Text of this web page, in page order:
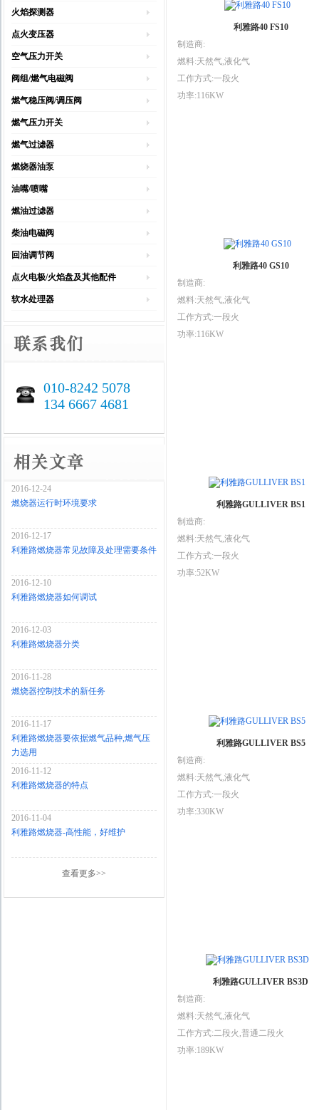
火焰探测器
点火变压器
空气压力开关
阀组/燃气电磁阀
燃气稳压阀/调压阀
燃气压力开关
燃气过滤器
燃烧器油泵
油嘴/喷嘴
燃油过滤器
柴油电磁阀
回油调节阀
点火电极/火焰盘及其他配件
软水处理器
010-8242 5078
134 6667 4681
2016-12-24
燃烧器运行时环境要求
2016-12-17
利雅路燃烧器常见故障及处理需要条件
2016-12-10
利雅路燃烧器如何调试
2016-12-03
利雅路燃烧器分类
2016-11-28
燃烧器控制技术的新任务
2016-11-17
利雅路燃烧器要依据燃气品种,燃气压
力选用
2016-11-12
利雅路燃烧器的特点
2016-11-04
利雅路燃烧器-高性能，好维护
查看更多>>
利雅路40 FS10
制造商:
燃料:天然气,液化气
工作方式:一段火
功率:116KW
利雅路40 GS10
制造商:
燃料:天然气,液化气
工作方式:一段火
功率:116KW
利雅路GULLIVER BS1
制造商:
燃料:天然气,液化气
工作方式:一段火
功率:52KW
利雅路GULLIVER BS5
制造商:
燃料:天然气,液化气
工作方式:一段火
功率:330KW
利雅路GULLIVER BS3D
制造商:
燃料:天然气,液化气
工作方式:二段火,普通二段火
功率:189KW